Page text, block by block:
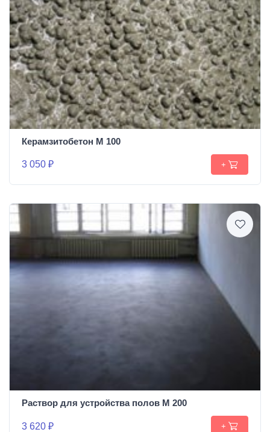
Керамзитобетон М 100
3 050 ₽ +
Раствор для устройства полов М 200
3 620 ₽ +